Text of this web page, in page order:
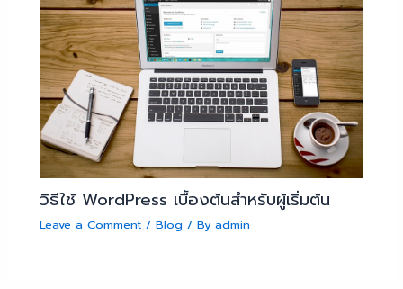
วิธีใช้ WordPress เบื้องต้นสำหรับผู้เริ่มต้น
Leave a Comment /Blog / Byadmin